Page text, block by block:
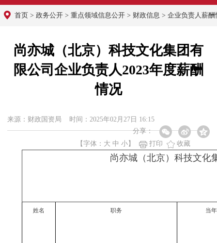
首页 > 政务公开 > 重点领域信息公开 > 财政信息 > 企业负责人薪酬
尚亦城（北京）科技文化集团有
限公司企业负责人2023年度薪酬
情况
来源：财政国资局 时间：2025年02月27日 16:15
分享：
【字体： 大 中 小 】 打印 收藏
尚亦城（北京）科技文化
姓名 职务 当